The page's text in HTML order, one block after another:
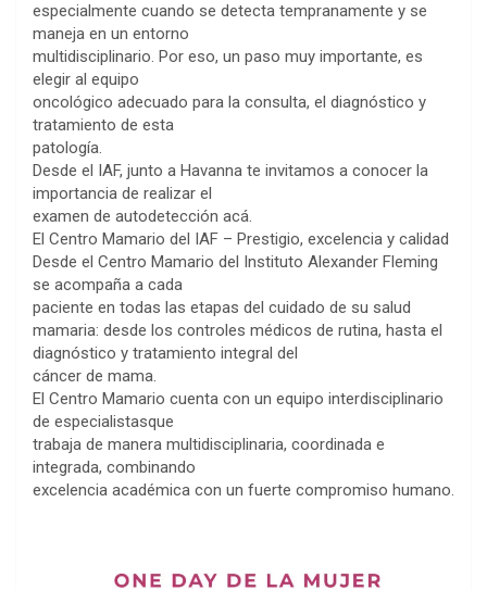
especialmente cuando se detecta tempranamente y se
maneja en un entorno
multidisciplinario. Por eso, un paso muy importante, es
elegir al equipo
oncológico adecuado para la consulta, el diagnóstico y
tratamiento de esta
patología.
Desde el IAF, junto a Havanna te invitamos a conocer la
importancia de realizar el
examen de autodetección acá.
El Centro Mamario del IAF – Prestigio, excelencia y calidad
Desde el Centro Mamario del Instituto Alexander Fleming
se acompaña a cada
paciente en todas las etapas del cuidado de su salud
mamaria: desde los controles médicos de rutina, hasta el
diagnóstico y tratamiento integral del
cáncer de mama.
El Centro Mamario cuenta con un equipo interdisciplinario
de especialistasque
trabaja de manera multidisciplinaria, coordinada e
integrada, combinando
excelencia académica con un fuerte compromiso humano.